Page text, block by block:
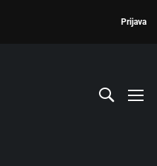
Prijava